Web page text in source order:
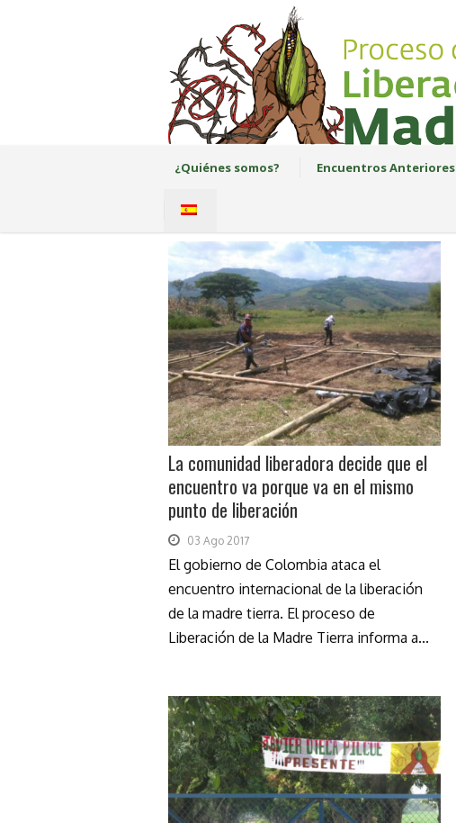
¿Quiénes somos? Encuentros Anteriores
La comunidad liberadora decide que el
encuentro va porque va en el mismo
punto de liberación
03 Ago 2017
El gobierno de Colombia ataca el
encuentro internacional de la liberación
de la madre tierra. El proceso de
Liberación de la Madre Tierra informa a...